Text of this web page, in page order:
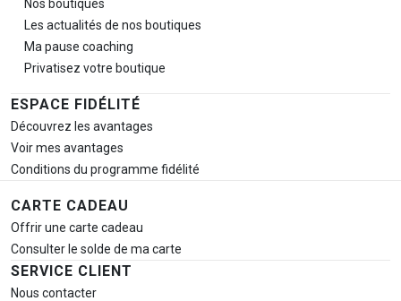
Nos boutiques
Les actualités de nos boutiques
Ma pause coaching
Privatisez votre boutique
ESPACE FIDÉLITÉ
Découvrez les avantages
Voir mes avantages
Conditions du programme fidélité
CARTE CADEAU
Offrir une carte cadeau
Consulter le solde de ma carte
SERVICE CLIENT
Nous contacter